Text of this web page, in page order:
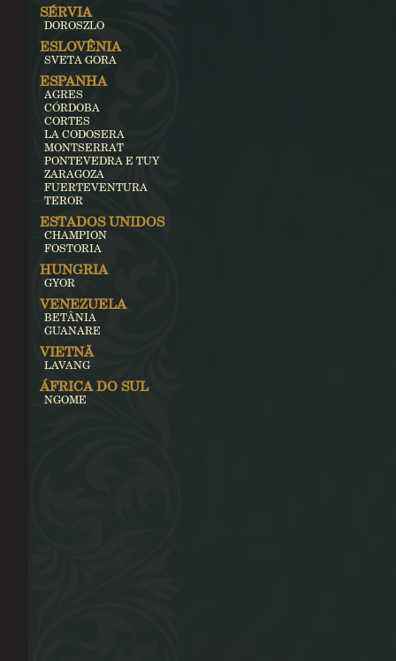
SÉRVIA
DOROSZLO
ESLOVÊNIA
SVETA GORA
ESPANHA
AGRES
CÓRDOBA
CORTES
LA CODOSERA
MONTSERRAT
PONTEVEDRA E TUY
ZARAGOZA
FUERTEVENTURA
TEROR
ESTADOS UNIDOS
CHAMPION
FOSTORIA
HUNGRIA
GYOR
VENEZUELA
BETÂNIA
GUANARE
VIETNÃ
LAVANG
ÁFRICA DO SUL
NGOME